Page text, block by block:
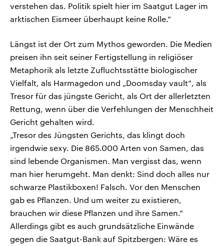
verstehen das. Politik spielt hier im Saatgut Lager im
arktischen Eismeer überhaupt keine Rolle.“
Längst ist der Ort zum Mythos geworden. Die Medien
preisen ihn seit seiner Fertigstellung in religiöser
Metaphorik als letzte Zufluchtsstätte biologischer
Vielfalt, als Harmagedon und „Doomsday vault“, als
Tresor für das jüngste Gericht, als Ort der allerletzten
Rettung, wenn über die Verfehlungen der Menschheit
Gericht gehalten wird.
„Tresor des Jüngsten Gerichts, das klingt doch
irgendwie sexy. Die 865.000 Arten von Samen, das
sind lebende Organismen. Man vergisst das, wenn
man hier herumgeht. Man denkt: Sind doch alles nur
schwarze Plastikboxen! Falsch. Vor den Menschen
gab es Pflanzen. Und um weiter zu existieren,
brauchen wir diese Pflanzen und ihre Samen.“
Allerdings gibt es auch grundsätzliche Einwände
gegen die Saatgut-Bank auf Spitzbergen: Wäre es